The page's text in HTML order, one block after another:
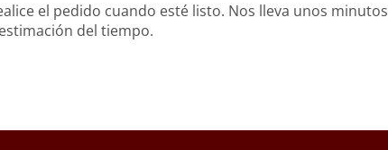
el pedido cuando esté listo. Nos lleva unos minutos
del tiempo.